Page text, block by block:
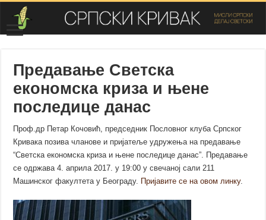
Предавање Светска
економска криза и њене
последице данас
Проф.др Петар Кочовић, председник Пословног клуба Српског
Кривака позива чланове и пријатеље удружења на предавање
“Светска економска криза и њене последице данас”. Предавање
се одржава 4. априла 2017. у 19:00 у свечаној сали 211
Машинског факултета у Београду. Пријавите се на овом линку.